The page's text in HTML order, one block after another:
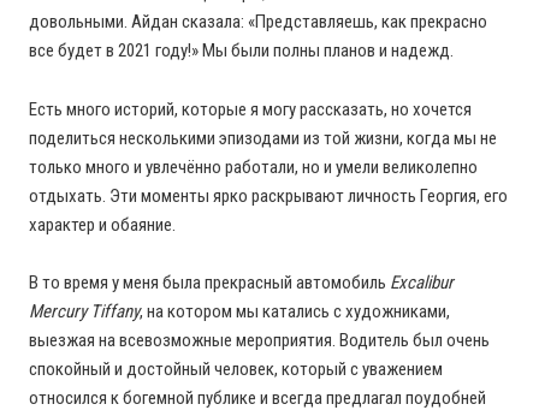
довольными. Айдан сказала: «Представляешь, как прекрасно
все будет в 2021 году!» Мы были полны планов и надежд.
Есть много историй, которые я могу рассказать, но хочется
поделиться несколькими эпизодами из той жизни, когда мы не
только много и увлечённо работали, но и умели великолепно
отдыхать. Эти моменты ярко раскрывают личность Георгия, его
характер и обаяние.
В то время у меня была прекрасный автомобиль Excalibur
Mercury Tiffany, на котором мы катались с художниками,
выезжая на всевозможные мероприятия. Водитель был очень
спокойный и достойный человек, который с уважением
относился к богемной публике и всегда предлагал поудобней